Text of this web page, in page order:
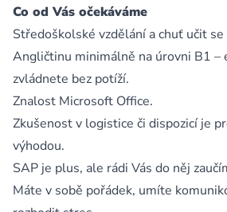
Co od Vás očekáváme
Středoškolské vzdělání a chuť učit se
Angličtinu minimálně na úrovni B1
zvládnete bez potíží.
Znalost Microsoft Office.
Zkušenost v logistice či dispozicí je
výhodou.
SAP je plus, ale rádi Vás do něj
Máte v sobě pořádek, umíte